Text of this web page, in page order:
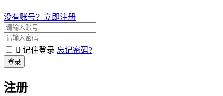
没有账号？立即注册
记住登录 忘记密码?
登录
注册